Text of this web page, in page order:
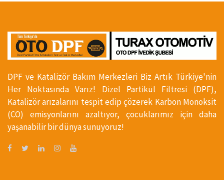
DPF ve Katalizör Bakım Merkezleri Biz Artık Türkiye'nin
Her Noktasında Varız! Dizel Partikül Filtresi (DPF),
Katalizör arızalarını tespit edip çözerek Karbon Monoksit
(CO) emisyonlarını azaltıyor, çocuklarımız için daha
yaşanabilir bir dünya sunuyoruz!